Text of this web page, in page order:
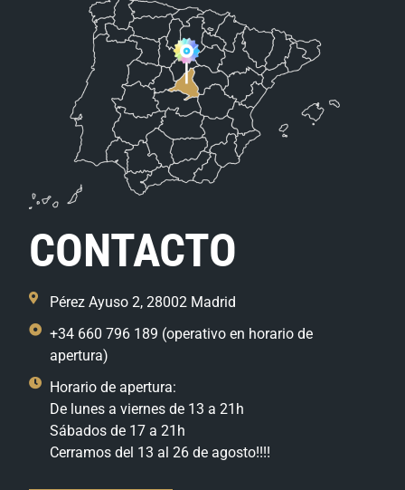
CONTACTO
Pérez Ayuso 2, 28002 Madrid
+34 660 796 189 (operativo en horario de
apertura)
Horario de apertura:
De lunes a viernes de 13 a 21h
Sábados de 17 a 21h
Cerramos del 13 al 26 de agosto!!!!